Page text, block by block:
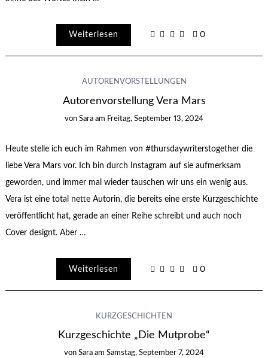
Weiterlesen 0
AUTORENVORSTELLUNGEN
Autorenvorstellung Vera Mars
von Sara am Freitag, September 13, 2024
Heute stelle ich euch im Rahmen von #thursdaywriterstogether die
liebe Vera Mars vor. Ich bin durch Instagram auf sie aufmerksam
geworden, und immer mal wieder tauschen wir uns ein wenig aus.
Vera ist eine total nette Autorin, die bereits eine erste Kurzgeschichte
veröffentlicht hat, gerade an einer Reihe schreibt und auch noch
Cover designt. Aber …
Weiterlesen 0
KURZGESCHICHTEN
Kurzgeschichte „Die Mutprobe“
von Sara am Samstag, September 7, 2024